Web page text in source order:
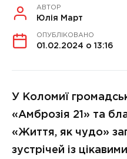
АВТОР
Юлія Март
ОПУБЛІКОВАНО
01.02.2024 о 13:16
У Коломиї
«Амброзія 21» та
«Життя, як чудо»
зустрічей із